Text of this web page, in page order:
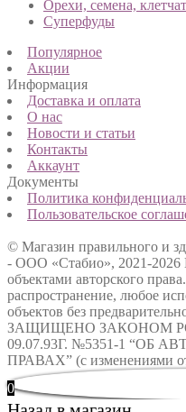
Орехи, семена,
Суперфуды
Популярное
Акции
Информация
Доставка и оплата
О нас
Новости и статьи
Контакты
Аккаунт
Документы
Политика
Пользовательское
© Магазин правильного и
- ООО «Стабио», 2021-2026
объектами авторского
распространение, любое
объектов без
ЗАЩИЩЕНО ЗАКОНОМ
09.07.93Г. №5351-1
ПРАВАХ” (с изменениями
0